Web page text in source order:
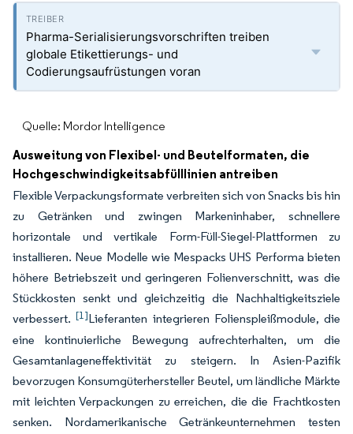
Pharma-Serialisierungsvorschriften treiben
globale Etikettierungs- und
Codierungsaufrüstungen voran
Quelle: Mordor Intelligence
Ausweitung von Flexibel- und Beutelformaten, die
Hochgeschwindigkeitsabfülllinien antreiben
Flexible Verpackungsformate verbreiten sich von Snacks bis hin
zu Getränken und zwingen Markeninhaber, schnellere
horizontale und vertikale Form-Füll-Siegel-Plattformen zu
installieren. Neue Modelle wie Mespacks UHS Performa bieten
höhere Betriebszeit und geringeren Folienverschnitt, was die
Stückkosten senkt und gleichzeitig die Nachhaltigkeitsziele
verbessert.[1]Lieferanten integrieren Folienspleißmodule, die
eine kontinuierliche Bewegung aufrechterhalten, um die
Gesamtanlageneffektivität zu steigern. In Asien-Pazifik
bevorzugen Konsumgüterhersteller Beutel, um ländliche Märkte
mit leichten Verpackungen zu erreichen, die die Frachtkosten
senken. Nordamerikanische Getränkeunternehmen testen